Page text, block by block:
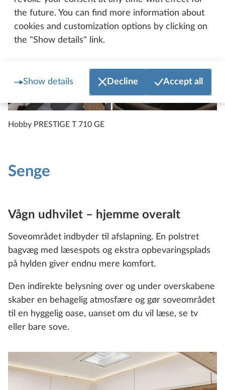
the future. You can find more information about
cookies and customization options by clicking on
the "Show details" link.
Show details Decline Accept all
Hobby PRESTIGE T 710 GE
Senge
Vågn udhvilet – hjemme overalt
Soveområdet indbyder til afslapning. En polstret
bagvæg med læsespots og ekstra opbevaringsplads
på hylden giver endnu mere komfort.
Den indirekte belysning over og under overskabene
skaber en behagelig atmosfære og gør soveområdet
til en hyggelig oase, uanset om du vil læse, se tv
eller bare sove.